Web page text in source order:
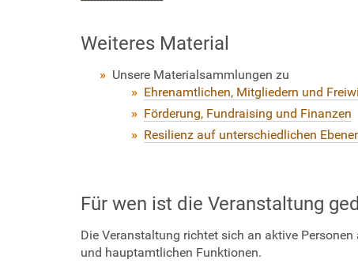
t
F
P
r
o
j
Weiteres Material
Unsere Materialsammlungen zu
Ehrenamtlichen, Mitgliedern und
Förderung, Fundraising und Finanzen
Resilienz auf unterschiedlichen
Für wen ist die Veranstaltung
Die Veranstaltung richtet sich an aktive
und hauptamtlichen Funktionen.